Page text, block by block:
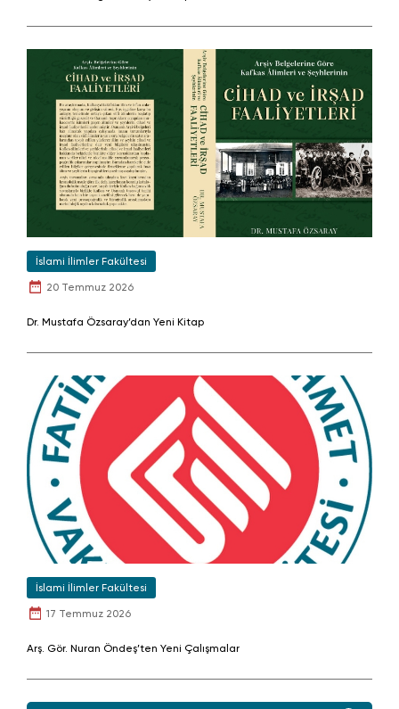
İslami İlimler Fakültesi
20 Temmuz 2026
Dr. Mustafa Özsaray’dan Yeni Kitap
İslami İlimler Fakültesi
17 Temmuz 2026
Arş. Gör. Nuran Öndeş’ten Yeni Çalışmalar